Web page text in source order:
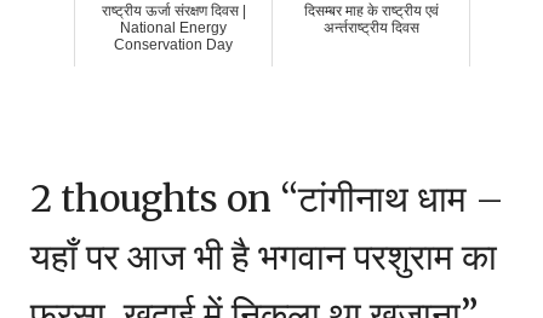
राष्ट्रीय ऊर्जा संरक्षण दिवस |
National Energy
Conservation Day
दिसम्बर माह के राष्‍ट्रीय एवं
अर्न्‍तराष्‍ट्रीय दिवस
2 thoughts on “टांगीनाथ धाम –
यहाँ पर आज भी है भगवान परशुराम का